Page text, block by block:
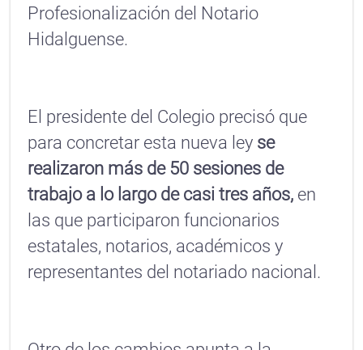
Profesionalización del Notario
Hidalguense.
El presidente del Colegio precisó que
para concretar esta nueva ley se
realizaron más de 50 sesiones de
trabajo a lo largo de casi tres años, en
las que participaron funcionarios
estatales, notarios, académicos y
representantes del notariado nacional.